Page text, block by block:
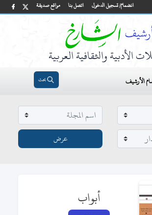
مواقع صديقة اتصل بنا انضمام/ تسجيل الدخول
الأدبية والثقافية العربية
الأرشيف بحث
أبواب